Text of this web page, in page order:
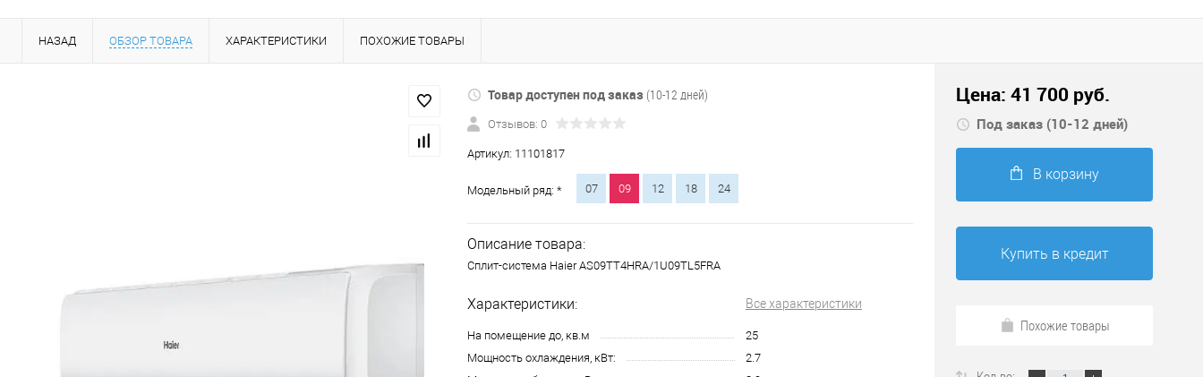
НАЗАД ОБЗОР ТОВАРА ХАРАКТЕРИСТИКИ ПОХОЖИЕ ТОВАРЫ
Товар доступен под заказ (10-12 дней)
Отзывов: 0
Артикул: 11101817
Модельный ряд: * 07 09 12 18 24
Описание товара:
Сплит-система Haier AS09TT4HRA/1U09TL5FRA
Характеристики: Все характеристики
На помещение до, кв.м
25
Мощность охлаждения, кВт:
2.7
Цена: 41 700 руб.
Под заказ (10-12 дней)
В корзину
Купить в кредит
Похожие товары